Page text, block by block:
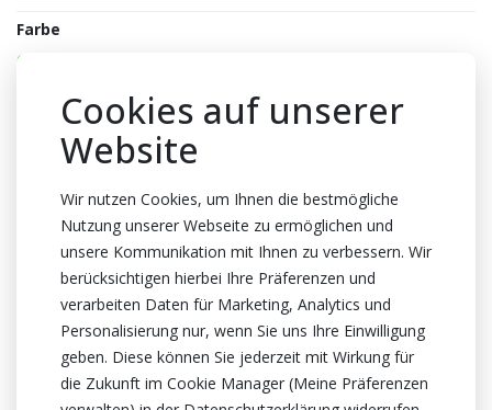
Farbe
Grün
Essbar
Nicht Essbar
Topfhöhe
28cm Höhe
Stecklinge
2 Schnitte
Herkunftsland
Niederlande
Cookies auf unserer
Website
Wir nutzen Cookies, um Ihnen die bestmögliche
Nutzung unserer Webseite zu ermöglichen und
unsere Kommunikation mit Ihnen zu verbessern. Wir
berücksichtigen hierbei Ihre Präferenzen und
verarbeiten Daten für Marketing, Analytics und
Personalisierung nur, wenn Sie uns Ihre Einwilligung
geben. Diese können Sie jederzeit mit Wirkung für
die Zukunft im Cookie Manager (Meine Präferenzen